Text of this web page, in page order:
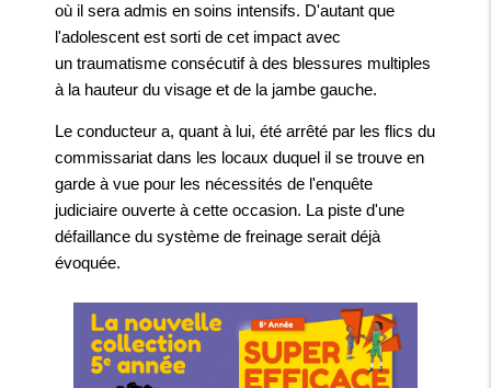
où il sera admis en soins intensifs. D'autant que
l'adolescent est sorti de cet impact avec
un traumatisme consécutif à des blessures multiples
à la hauteur du visage et de la jambe gauche.
Le conducteur a, quant à lui, été arrêté par les flics du
commissariat dans les locaux duquel il se trouve en
garde à vue pour les nécessités de l'enquête
judiciaire ouverte à cette occasion. La piste d'une
défaillance du système de freinage serait déjà
évoquée.